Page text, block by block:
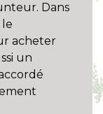
Dans
le
acheter
un